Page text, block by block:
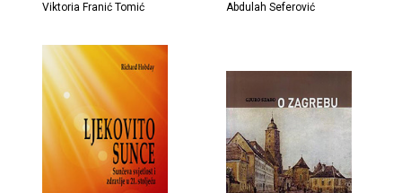
Viktoria Franić Tomić Abdulah Seferović